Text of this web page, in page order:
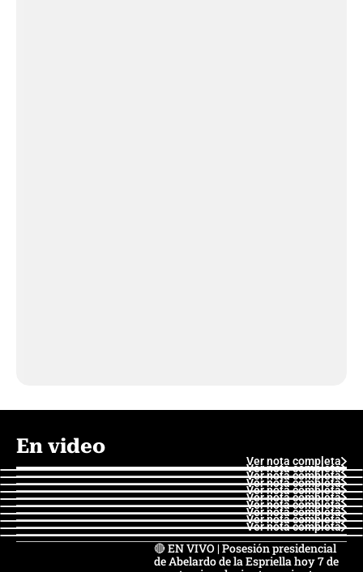
En video
Ver nota completa
Ver nota completa
Ver nota completa
Ver nota completa
Ver nota completa
Ver nota completa
Ver nota completa
Ver nota completa
Ver nota completa
Ver nota completa
🔴 EN VIVO | Posesión presidencial
de Abelardo de la Espriella hoy 7 de